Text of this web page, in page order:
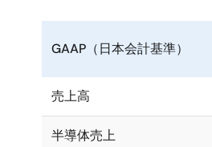
GAAP（日本会計基準）
売上高
半導体売上